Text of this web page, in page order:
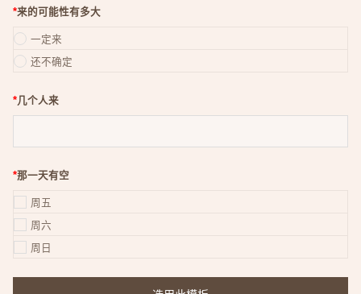
*来的可能性有多大
一定来
还不确定
*几个人来
*那一天有空
周五
周六
周日